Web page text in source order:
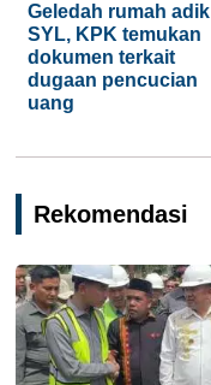
Geledah rumah adik
SYL, KPK temukan
dokumen terkait
dugaan pencucian
uang
Rekomendasi